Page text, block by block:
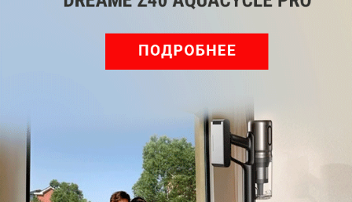
Замена браслета простая
Дисплей: форма прямоугольный